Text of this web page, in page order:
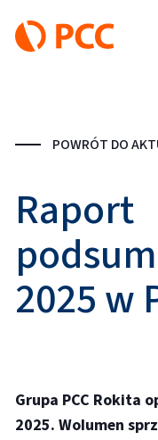
POWRÓT DO
Raport
2025 w
Grupa PCC Rokita
2025. Wolumen